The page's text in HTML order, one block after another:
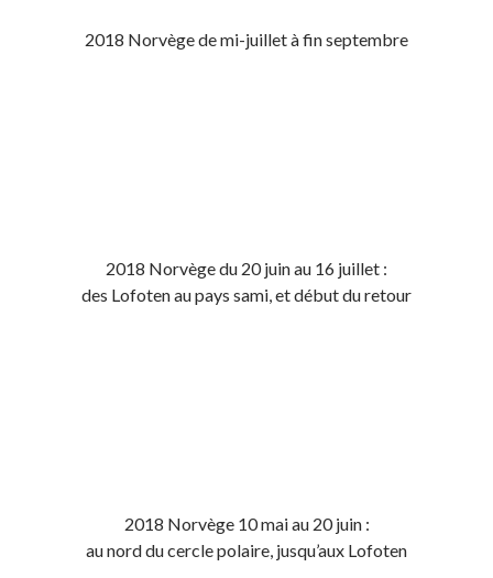
2018 Norvège de mi-juillet à fin septembre
2018 Norvège du 20 juin au 16 juillet :
des Lofoten au pays sami, et début du retour
2018 Norvège 10 mai au 20 juin :
au nord du cercle polaire, jusqu’aux Lofoten